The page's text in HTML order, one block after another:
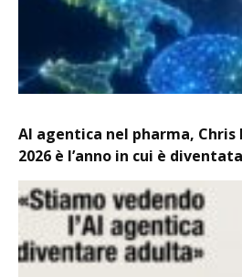
AI agentica nel pharma, Chris
2026 è l’anno in cui è